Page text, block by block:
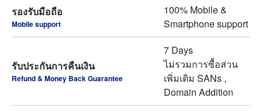
รองรับมือถือ
Mobile support
100% Mobile &
Smartphone support
รับประกันการคืนเงิน
Refund & Money Back Guarantee
7 Days
ไม่รวมการซื้อส่วน
เพิ่มเติม SANs ,
Domain Addition